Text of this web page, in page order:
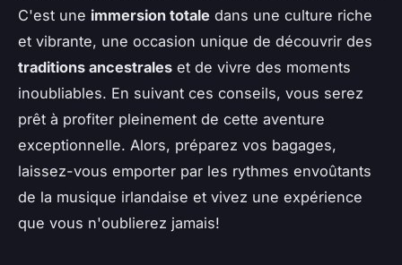
C'est une immersion totale dans une culture riche
et vibrante, une occasion unique de découvrir des
traditions ancestrales et de vivre des moments
inoubliables. En suivant ces conseils, vous serez
prêt à profiter pleinement de cette aventure
exceptionnelle. Alors, préparez vos bagages,
laissez-vous emporter par les rythmes envoûtants
de la musique irlandaise et vivez une expérience
que vous n'oublierez jamais!